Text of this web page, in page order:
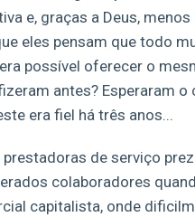
e, graças a Deus,
eles pensam que todo
possível oferecer o
antes? Esperaram
era fiel há três anos...
prestadoras de serviço
colaboradores
capitalista, onde